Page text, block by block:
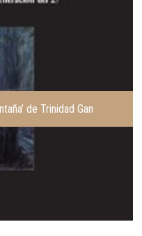
de Trinidad Gan